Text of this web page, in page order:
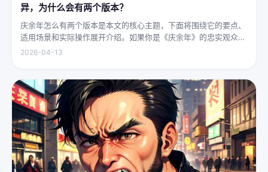
异，为什么会有两个版本？
庆余年怎么有两个版本是本文的核心主题，下面将围绕它的要点、
适用场景和实际操作展开介绍。如果你是《庆余年》的忠实观众，
可能会发现这部剧在不同视频平台上呈现出两个略有差异的版本，
2026-04-13